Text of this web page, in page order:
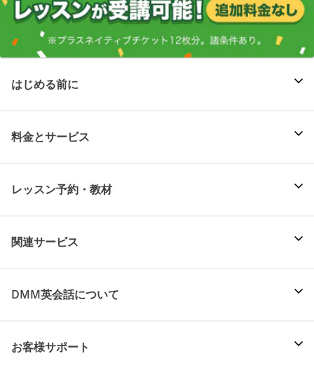
はじめる前に
料金とサービス
レッスン予約・教材
関連サービス
DMM英会話について
お客様サポート